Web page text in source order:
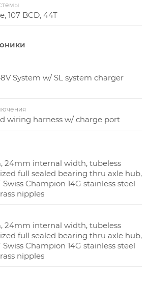
107 BCD, 44T
System w/ SL system charger
wiring harness w/ charge port
24mm internal width, tubeless
full sealed bearing thru axle hub,
Champion 14G stainless steel
nipples
24mm internal width, tubeless
full sealed bearing thru axle hub,
Champion 14G stainless steel
nipples